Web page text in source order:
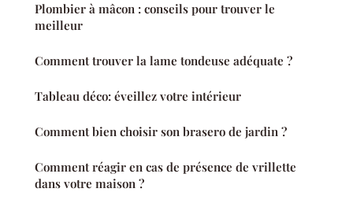
Plombier à mâcon : conseils pour trouver le
meilleur
Comment trouver la lame tondeuse adéquate ?
Tableau déco: éveillez votre intérieur
Comment bien choisir son brasero de jardin ?
Comment réagir en cas de présence de vrillette
dans votre maison ?